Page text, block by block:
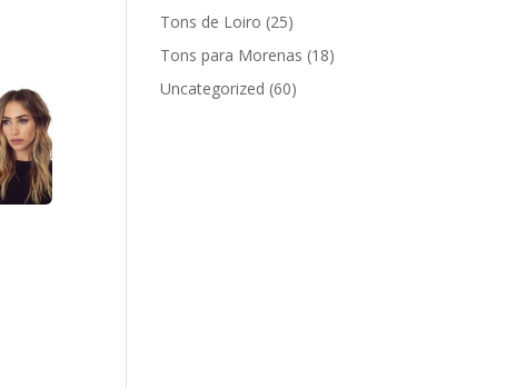
Tons de Loiro (25)
Tons para Morenas (18)
Uncategorized (60)